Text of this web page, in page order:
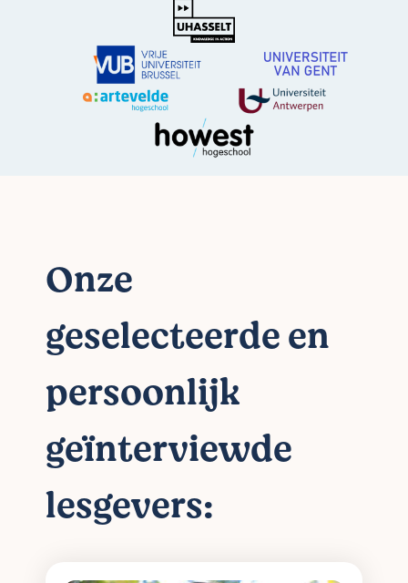
Onze
geselecteerde en
persoonlijk
geïnterviewde
lesgevers: